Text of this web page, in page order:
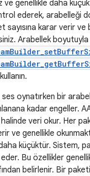
ve genellikle daha
ederek, arabelleği
sayısına karar verir
Arabellek boyutuyla
ses oynatırken bir
kadar engeller.
veri okur. Her
ve genellikle
küçüktür. Sistem,
eder. Bu özellikler
belirlenir. Bir